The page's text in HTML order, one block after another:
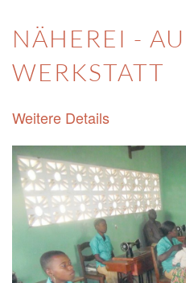
NÄHEREI -
WERKSTATT
Weitere Details